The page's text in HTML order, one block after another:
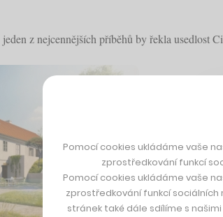
z nejcennějších příběhů by řekla
Pomocí cookies ukládáme vaše
zprostředkování funkcí
Pomocí cookies ukládáme vaše
zprostředkování funkcí sociálních
stránek také dále sdílíme s